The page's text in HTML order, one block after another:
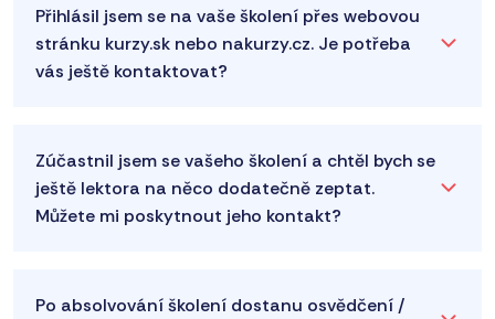
Přihlásil jsem se na vaše školení přes webovou
stránku kurzy.sk nebo nakurzy.cz. Je potřeba
vás ještě kontaktovat?
Zúčastnil jsem se vašeho školení a chtěl bych se
ještě lektora na něco dodatečně zeptat.
Můžete mi poskytnout jeho kontakt?
Po absolvování školení dostanu osvědčení /